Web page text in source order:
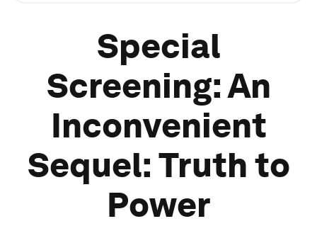
Special
Screening: An
Inconvenient
Sequel: Truth to
Power